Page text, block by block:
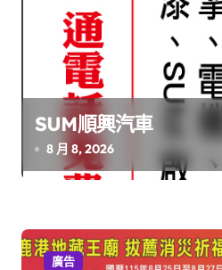
SUM順興汽車
8 月 8, 2026
廣告